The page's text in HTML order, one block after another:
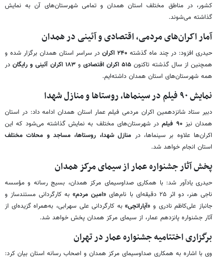
کشور، در مناطق مختلف استان همدان و تمامی شهرستان‌های آن به نمایش
گذاشته می‌شوند.
آمار اکران‌های مردمی، اقتصادی و آئینی در همدان
حیدری افزود: در چند ماه گذشته ۲۴۰ اکران
در سراسر استان همدان برگزار شده و
همچنین از سال گذشته تاکنون ۵۱۵ اکران اقتصادی و۱۸۳ اکران آئینی و رایگان
در
همه شهرستان‌های استان همدان داشته‌ایم.
نمایش ۹۰ فیلم در سینماها، روستاها و منازل شهدا
دبیر ستاد شانزدهمین اکران مردمی فیلم عمار استان همدان ادامه داد: در استان
همدان نیز ۹۰ فیلم
در شهرستان‌های مختلف به نمایش گذاشته می‌شود که این
اکران‌ها علاوه بر سینماها، در منازل شهدا، روستاها، مساجد و محلات مختلف
استان انجام خواهد شد.
پخش آثار جشنواره عمار از سیمای مرکز همدان
حیدری یادآور شد: با همکاری صداوسیمای مرکز همدان، بسیج رسانه و مؤسسه
ناجی هنر، دو اثر ۲۵ دقیقه‌ای با نام‌های
«امین مردم»به کارگردانی مستندساز و
جانباز علی‌کاظم نادری و «آپاراتچی»به کارگردانی علی سهرابی، به‌همراه گزیده‌ای از
آثار جشنواره پانزدهم عمار، از سیمای مرکز همدان پخش خواهد شد.
برگزاری اختتامیه جشنواره عمار در تهران
وی با اشاره به همکاری صداوسیمای مرکز همدان و اصحاب رسانه استان بیان کرد: